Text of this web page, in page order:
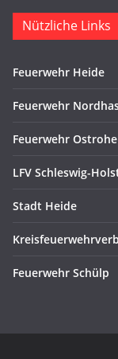
Nützliche Links
Feuerwehr Heide
Feuerwehr
Feuerwehr Ostrohe
LFV Schleswig-
Stadt Heide
Feuerwehr Schülp